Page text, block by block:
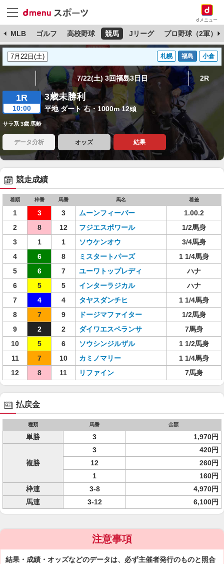
dメニュー
MLB ゴルフ 高校野球 競馬 Jリーグ プロ野球（2軍）
札幌 福島 小倉
7/22(土) 3回福島3日目 2R
1R
10:00
3歳未勝利
平地 ダート 右・1000m 12頭
サラ系 3歳 馬齢
データ分析 オッズ 結果
競走成績
着順 枠番 馬番 馬名 着差
1 3 3 ムーンフィーバー
1.00.2
2
8 12 フジエスポワール
1/2馬身
3
1 1 ソウケンオウ
3/4馬身
4
6 8 ミスタートパーズ
1 1/4馬身
5
6 7 ユーワトップレディ
ハナ
6
5 5 インターラジカル
ハナ
7
4 4 タヤスダンチヒ
1 1/4馬身
8
7 9 ドージマファイター
1/2馬身
9
2 2 ダイワエスペランサ
7馬身
10
5 6 ソウシンジルザル
1 1/2馬身
11
7 10 カミノマリー
1 1/4馬身
12
8 11 リファイン 7馬身
払戻金
種類 馬番 金額
単勝 3 1,970円
複勝
3
420円
12
260円
1
160円
枠連
3-8
4,970円
馬連
3-12 6,100円
注意事項
結果・成績・オッズなどのデータは、必ず主催者発行のものと照合